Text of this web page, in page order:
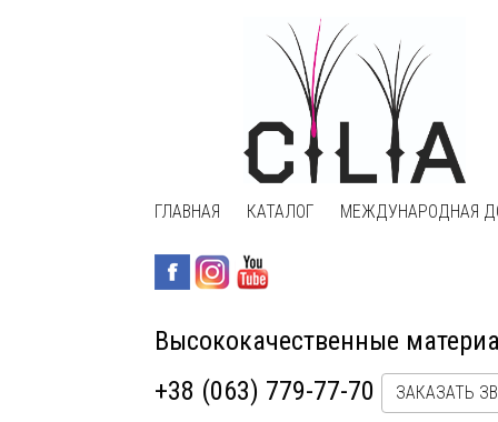
ГЛАВНАЯ КАТАЛОГ МЕЖДУНАРОДНАЯ
Высококачественные
+38 (063) 779-77-70
ЗАКАЗАТЬ